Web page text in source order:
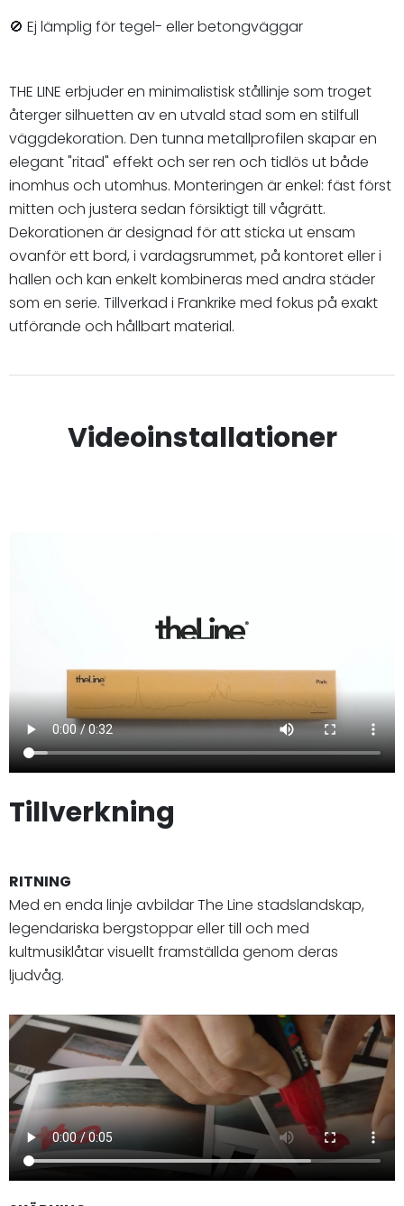
🚫 Ej lämplig för tegel- eller betongväggar
THE LINE erbjuder en minimalistisk stållinje som troget
återger silhuetten av en utvald stad som en stilfull
väggdekoration. Den tunna metallprofilen skapar en
elegant "ritad" effekt och ser ren och tidlös ut både
inomhus och utomhus. Monteringen är enkel: fäst först
mitten och justera sedan försiktigt till vågrätt.
Dekorationen är designad för att sticka ut ensam
ovanför ett bord, i vardagsrummet, på kontoret eller i
hallen och kan enkelt kombineras med andra städer
som en serie. Tillverkad i Frankrike med fokus på exakt
utförande och hållbart material.
Videoinstallationer
Tillverkning
RITNING
Med en enda linje avbildar The Line stadslandskap,
legendariska bergstoppar eller till och med
kultmusiklåtar visuellt framställda genom deras
ljudvåg.